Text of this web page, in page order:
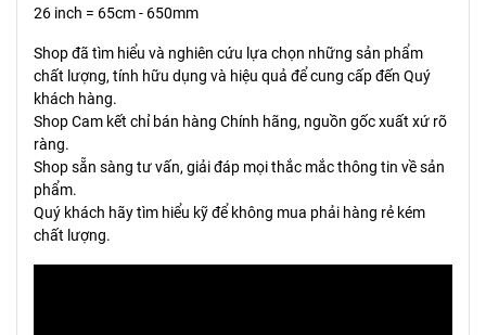
26 inch = 65cm - 650mm
Shop đã tìm hiểu và nghiên cứu lựa chọn những sản phẩm
chất lượng, tính hữu dụng và hiệu quả để cung cấp đến Quý
khách hàng.
Shop Cam kết chỉ bán hàng Chính hãng, nguồn gốc xuất xứ rõ
ràng.
Shop sẵn sàng tư vấn, giải đáp mọi thắc mắc thông tin về sản
phẩm.
Quý khách hãy tìm hiểu kỹ để không mua phải hàng rẻ kém
chất lượng.